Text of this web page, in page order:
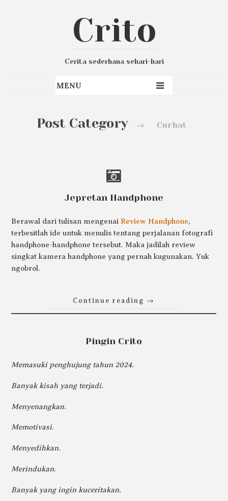
Crito
Cerita sederhana sehari-hari
Post Category → Curhat
Jepretan Handphone
Berawal dari tulisan mengenai Review Handphone,
terbesitlah ide untuk menulis tentang perjalanan fotografi
handphone-handphone tersebut. Maka jadilah review
singkat kamera handphone yang pernah kugunakan. Yuk
ngobrol.
Continue reading →
Pingin Crito
Memasuki penghujung tahun 2024.
Banyak kisah yang terjadi.
Menyenangkan.
Memotivasi.
Menyedihkan.
Merindukan.
Banyak yang ingin kuceritakan.